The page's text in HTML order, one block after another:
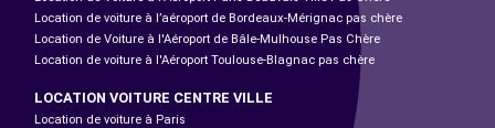
Location de voiture à l’aéroport de Bordeaux-Mérignac pas chère
Location de Voiture à l'Aéroport de Bâle-Mulhouse Pas Chère
Location de voiture à l'Aéroport Toulouse-Blagnac pas chère
LOCATION VOITURE CENTRE VILLE
Location de voiture à Paris